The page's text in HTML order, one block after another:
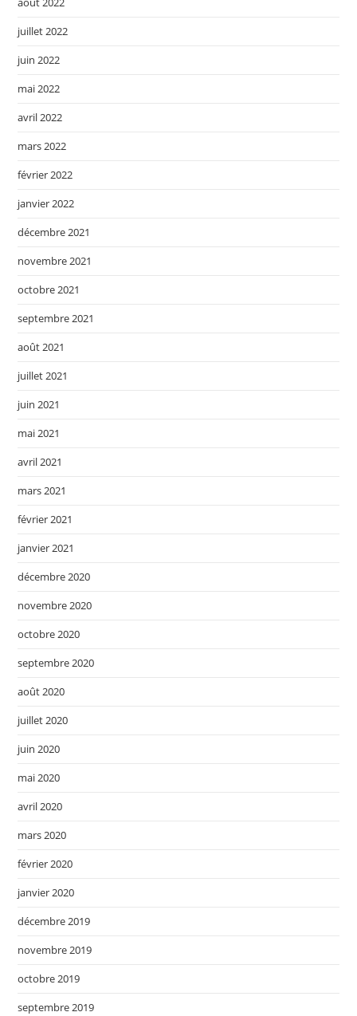
juillet 2022
juin 2022
mai 2022
avril 2022
mars 2022
février 2022
janvier 2022
décembre 2021
novembre 2021
octobre 2021
septembre 2021
août 2021
juillet 2021
juin 2021
mai 2021
avril 2021
mars 2021
février 2021
janvier 2021
décembre 2020
novembre 2020
octobre 2020
septembre 2020
août 2020
juillet 2020
juin 2020
mai 2020
avril 2020
mars 2020
février 2020
janvier 2020
décembre 2019
novembre 2019
octobre 2019
septembre 2019